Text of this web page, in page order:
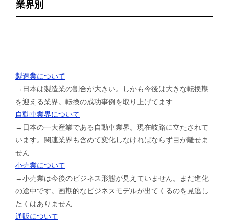
業界別
製造業について
→日本は製造業の割合が大きい。しかも今後は大きな転換期
を迎える業界。転換の成功事例を取り上げてます
自動車業界について
→日本の一大産業である自動車業界。現在岐路に立たされて
います。関連業界も含めて変化しなければならず目が離せま
せん
小売業について
→小売業は今後のビジネス形態が見えていません。まだ進化
の途中です。画期的なビジネスモデルが出てくるのを見逃し
たくはありません
通販について